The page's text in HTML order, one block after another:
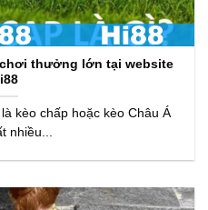
chơi thưởng lớn tại website
kèo chấp hoặc kèo Châu Á
nhiều...